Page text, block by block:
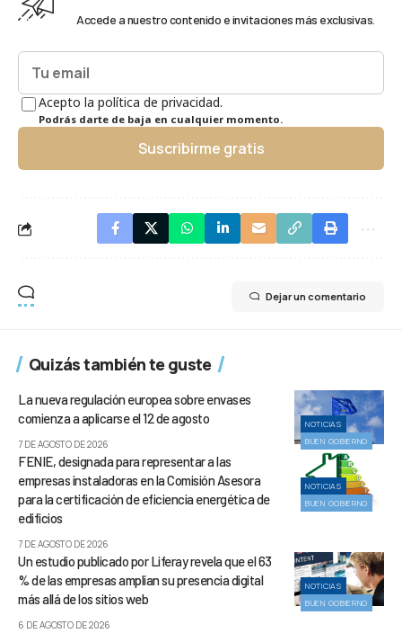
Accede a nuestro contenido e invitaciones más exclusivas.
Acepto la política de privacidad.
Podrás darte de baja en cualquier momento.
Suscribirme gratis
Dejar un comentario
Quizás también te guste
NOTICIAS
BUEN GOBIERNO
La nueva regulación europea sobre envases
comienza a aplicarse el 12 de agosto
7 DE AGOSTO DE 2026
NOTICIAS
BUEN GOBIERNO
FENIE, designada para representar a las
empresas instaladoras en la Comisión Asesora
para la certificación de eficiencia energética de
edificios
7 DE AGOSTO DE 2026
NOTICIAS
BUEN GOBIERNO
Un estudio publicado por Liferay revela que el 63
% de las empresas amplían su presencia digital
más allá de los sitios web
6 DE AGOSTO DE 2026